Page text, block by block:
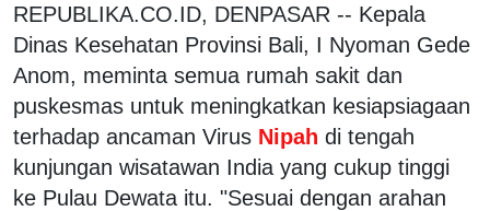
REPUBLIKA.CO.ID, DENPASAR -- Kepala
Dinas Kesehatan Provinsi Bali, I Nyoman Gede
Anom, meminta semua rumah sakit dan
puskesmas untuk meningkatkan kesiapsiagaan
terhadap ancaman Virus Nipah di tengah
kunjungan wisatawan India yang cukup tinggi
ke Pulau Dewata itu. "Sesuai dengan arahan